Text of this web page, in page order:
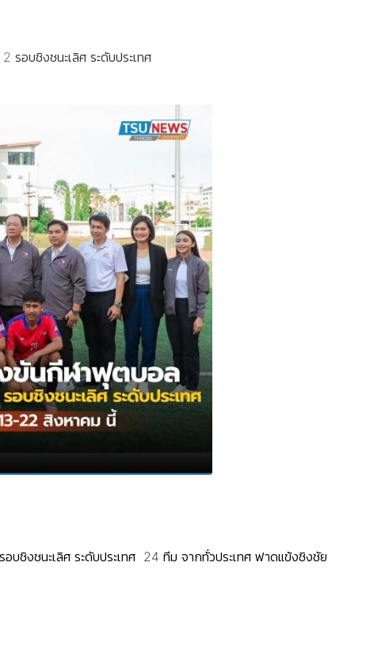
อบชิงชนะเลิศ ระดับประเทศ
ชิงชนะเลิศ ระดับประเทศ 24 ทีม จากทั่วประเทศ ฟาดแข้งชิงชัย